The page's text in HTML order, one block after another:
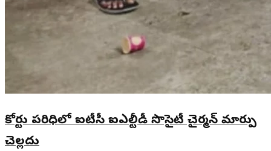
కోర్టు పరిధిలో ఐటీసీ ఐఎల్టీడీ సొసైటీ చైర్మన్ మార్పు
చెల్లదు